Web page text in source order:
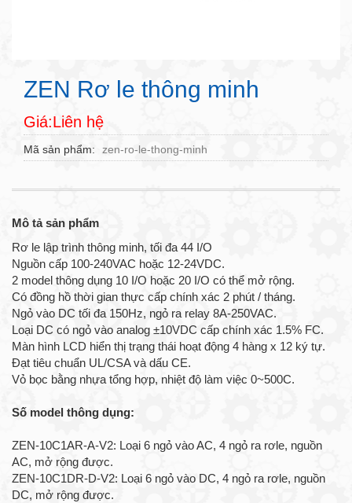
ZEN Rơ le thông minh
Giá:Liên hệ
Mã sản phẩm zen-ro-le-thong-minh
Mô tả sản phẩm
Rơ le lập trình thông minh, tối đa 44 I/O
Nguồn cấp 100-240VAC hoặc 12-24VDC.
2 model thông dụng 10 I/O hoặc 20 I/O có thể mở rộng.
Có đồng hồ thời gian thực cấp chính xác 2 phút / tháng.
Ngỏ vào DC tối đa 150Hz, ngỏ ra relay 8A-250VAC.
Loại DC có ngỏ vào analog ±10VDC cấp chính xác 1.5% FC.
Màn hình LCD hiển thị trạng thái hoạt động 4 hàng x 12 ký tự.
Đạt tiêu chuẩn UL/CSA và dấu CE.
Vỏ bọc bằng nhựa tổng hợp, nhiệt độ làm việc 0~500C.
Số model thông dụng:
ZEN-10C1AR-A-V2: Loại 6 ngỏ vào AC, 4 ngỏ ra rơle, nguồn
AC, mở rộng được.
ZEN-10C1DR-D-V2: Loại 6 ngỏ vào DC, 4 ngỏ ra rơle, nguồn
DC, mở rộng được.